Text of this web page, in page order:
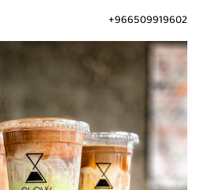
966509919602+